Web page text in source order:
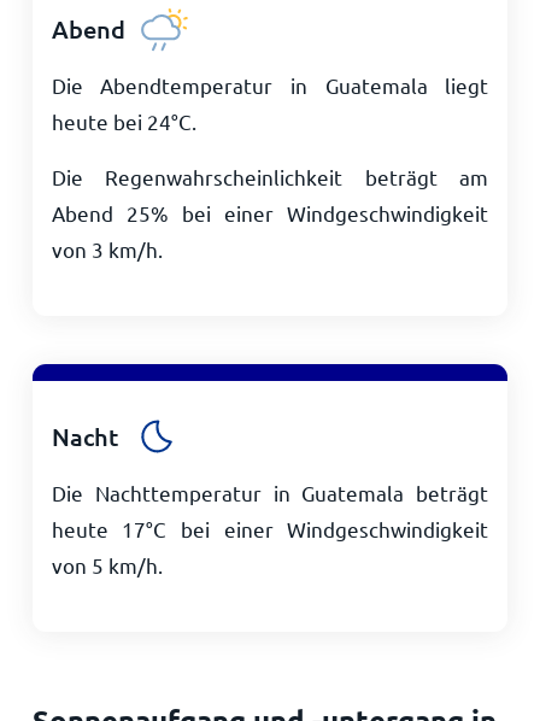
Abend
Die Abendtemperatur in Guatemala liegt
heute bei 24°C
Die Regenwahrscheinlichkeit beträgt am
Abend 25% bei einer Windgeschwindigkeit
von 3 km/h
Nacht
Die Nachttemperatur in Guatemala beträgt
heute 17°C bei einer Windgeschwindigkeit
von 5 km/h